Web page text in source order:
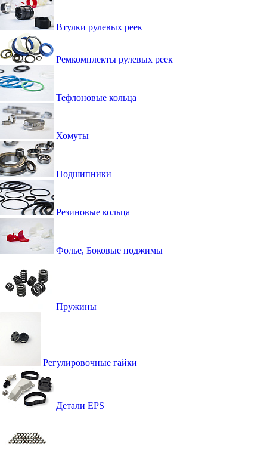
Втулки рулевых реек
Ремкомплекты рулевых реек
Тефлоновые кольца
Хомуты
Подшипники
Резиновые кольца
Фолье, Боковые поджимы
Пружины
Регулировочные гайки
Детали EPS